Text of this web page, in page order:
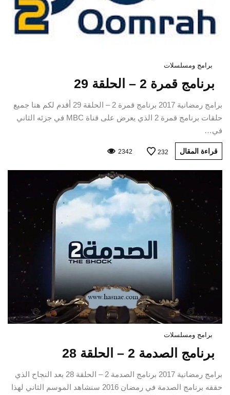
برامج ومسلسلات
برنامج قمرة 2 – الحلقة 29
برامج رمضانية 2017 برنامج قمرة 2 – الحلقة 29 أقدم لكم هنا جميع
حلقات برنامج قمرة 2 الذي يعرض على قناة MBC في جزئه الثاني
في…
قراءة المقال 232
2342
برامج ومسلسلات
برنامج الصدمة 2 – الحلقة 28
برامج رمضانية 2017 برنامج الصدمة 2 – الحلقة 28 بعد النجاح الذي
حققه برنامج الصدمة في رمضان 2016 سنشاهد الموسم الثاني لهذا